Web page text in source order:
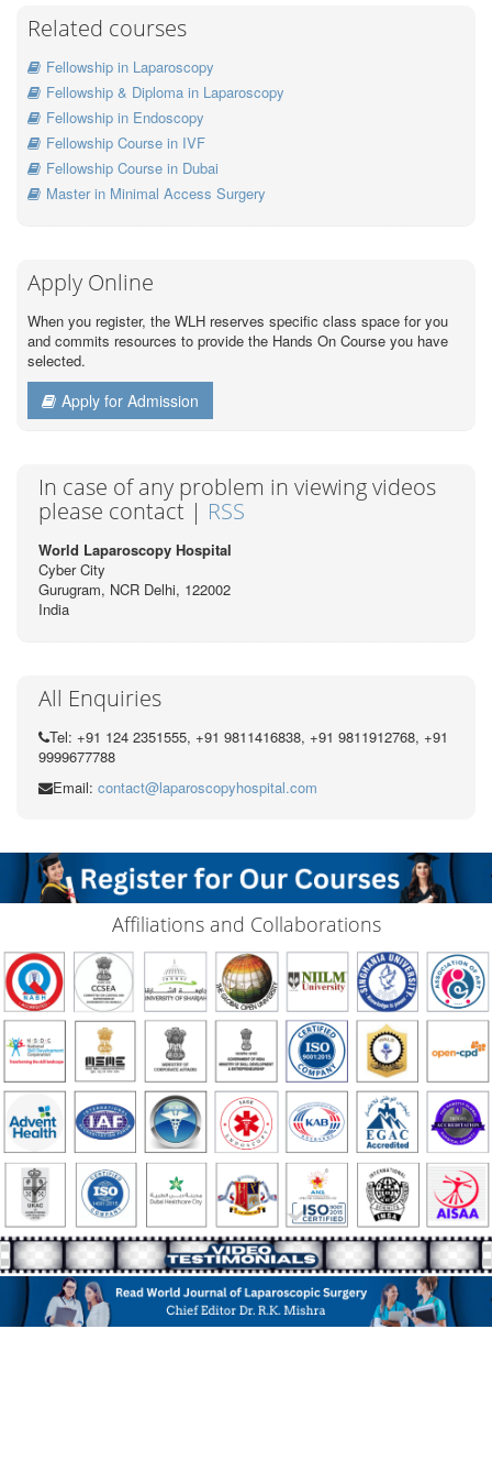
Related courses
Fellowship in Laparoscopy
Fellowship & Diploma in Laparoscopy
Fellowship in Endoscopy
Fellowship Course in IVF
Fellowship Course in Dubai
Master in Minimal Access Surgery
Apply Online
When you register, the WLH reserves specific class space for you
and commits resources to provide the Hands On Course you have
selected.
Apply for Admission
In case of any problem in viewing videos
please contact | RSS
World Laparoscopy Hospital
Cyber City
Gurugram, NCR Delhi, 122002
India
All Enquiries
Tel: +91 124 2351555, +91 9811416838, +91 9811912768, +91
9999677788
Email: contact@laparoscopyhospital.com
Affiliations and Collaborations